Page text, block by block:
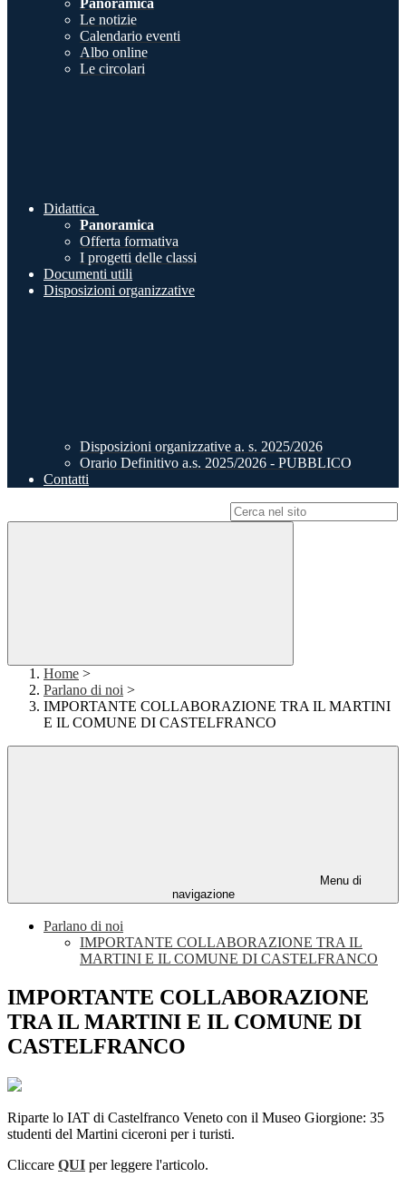
Panoramica
Le notizie
Calendario eventi
Albo online
Le circolari
Didattica
Panoramica
Offerta formativa
I progetti delle classi
Documenti utili
Disposizioni organizzative
Disposizioni organizzative a. s. 2025/2026
Orario Definitivo a.s. 2025/2026 - PUBBLICO
Contatti
Home >
Parlano di noi >
IMPORTANTE COLLABORAZIONE TRA IL MARTINI
E IL COMUNE DI CASTELFRANCO
Menu di
navigazione
Parlano di noi
IMPORTANTE COLLABORAZIONE TRA IL
MARTINI E IL COMUNE DI CASTELFRANCO
IMPORTANTE COLLABORAZIONE
TRA IL MARTINI E IL COMUNE DI
CASTELFRANCO
Riparte lo IAT di Castelfranco Veneto con il Museo Giorgione: 35
studenti del Martini ciceroni per i turisti.
Cliccare QUI per leggere l'articolo.